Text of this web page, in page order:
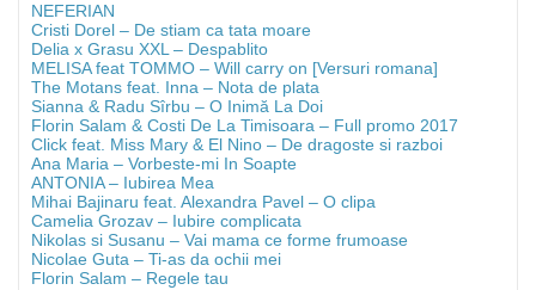
NEFERIAN
Cristi Dorel – De stiam ca tata moare
Delia x Grasu XXL – Despablito
MELISA feat TOMMO – Will carry on [Versuri romana]
The Motans feat. Inna – Nota de plata
Sianna & Radu Sîrbu – O Inimă La Doi
Florin Salam & Costi De La Timisoara – Full promo 2017
Click feat. Miss Mary & El Nino – De dragoste si razboi
Ana Maria – Vorbeste-mi In Soapte
ANTONIA – Iubirea Mea
Mihai Bajinaru feat. Alexandra Pavel – O clipa
Camelia Grozav – Iubire complicata
Nikolas si Susanu – Vai mama ce forme frumoase
Nicolae Guta – Ti-as da ochii mei
Florin Salam – Regele tau